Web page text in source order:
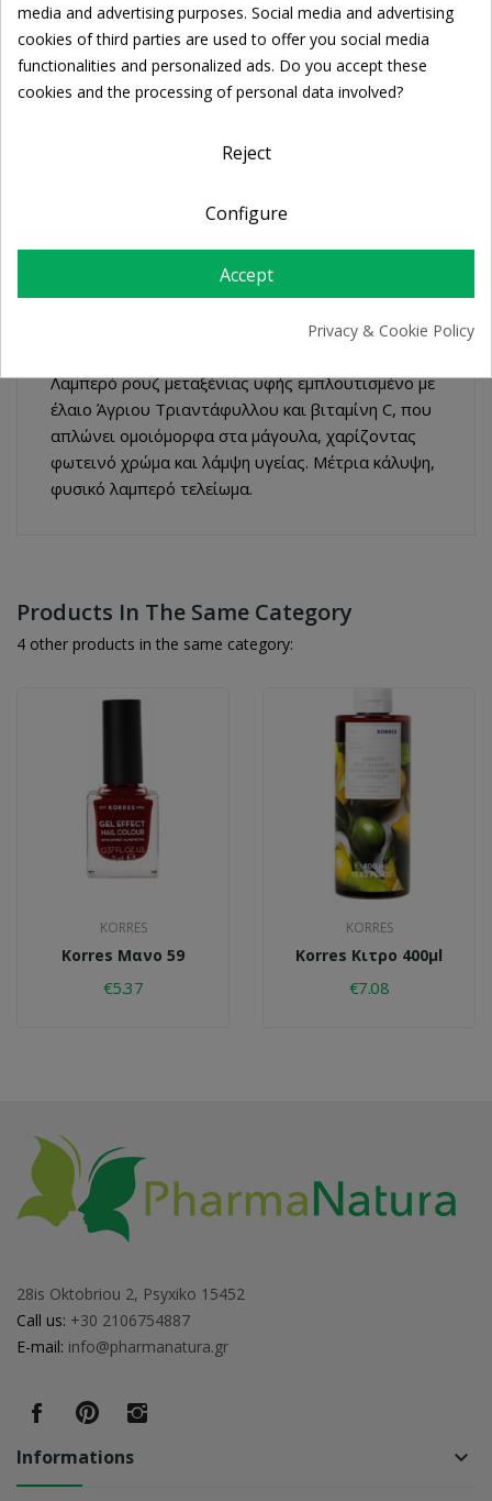
FREE SHIPPING
For orders over 39€
DESCRIPTION
PRODUCT DETAILS
Λαμπερό ρουζ μεταξένιας υφής εμπλουτισμένο με
έλαιο Άγριου Τριαντάφυλλου και βιταμίνη C, που
απλώνει ομοιόμορφα στα μάγουλα, χαρίζοντας
φωτεινό χρώμα και λάμψη υγείας. Μέτρια κάλυψη,
φυσικό λαμπερό τελείωμα.
Products In The Same Category
4 other products in the same category:
KORRES
Korres Μανο 59
€5.37
KORRES
Korres Κιτρο 400μl
€7.08
28is Oktobriou 2, Psyxiko 15452
Call us: +30 2106754887
E-mail: info@pharmanatura.gr
Informations keyboard_arrow_down
media and advertising purposes. Social media and advertising
cookies of third parties are used to offer you social media
functionalities and personalized ads. Do you accept these
cookies and the processing of personal data involved?
Reject
Configure
Accept
Privacy & Cookie Policy